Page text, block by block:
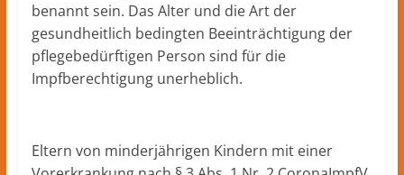
benannt sein. Das Alter und die Art der
gesundheitlich bedingten Beeinträchtigung der
pflegebedürftigen Person sind für die
Impfberechtigung unerheblich.
Eltern von minderjährigen Kindern mit einer